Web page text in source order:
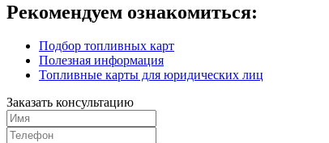
Рекомендуем ознакомиться:
Подбор топливных карт
Полезная информация
Топливные карты для юридических лиц
Заказать консультацию